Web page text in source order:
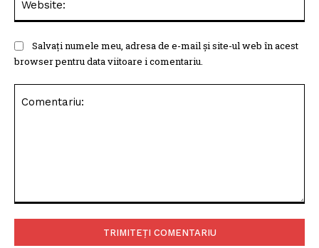
Salvați numele meu, adresa de e-mail și site-ul web în acest
browser pentru data viitoare i comentariu.